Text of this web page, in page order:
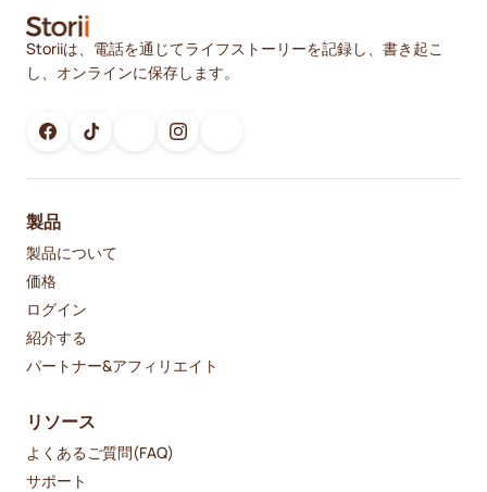
Storiiは、電話を通じてライフストーリーを記録し、書き起こ
し、オンラインに保存します。
製品
製品について
価格
ログイン
紹介する
パートナー&アフィリエイト
リソース
よくあるご質問(FAQ)
サポート